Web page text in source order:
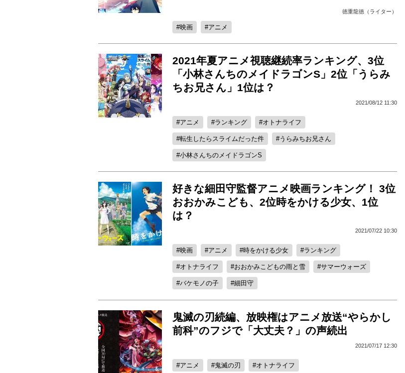
徳重龍徳（ライター）
映画 アニメ
2021年夏アニメ視聴継続率ランキング、3位
「小林さんちのメイドラゴンS」2位「うらみ
ちお兄さん」1位は？
2021/08/12 11:30
アニメ ランキング オトナライフ
転生したらスライムだった件 うらみちお兄さん
小林さんちのメイドラゴンS
好きな細田守監督アニメ映画ランキング！ 3位
おおかみこども、2位時をかける少女、1位
は？
2021/07/22 10:30
映画 アニメ 時をかける少女 ランキング
オトナライフ おおかみこどもの雨と雪 サマーウォーズ
バケモノの子 細田守
鬼滅の刃続編、放映権はアニメ放送“やらかし
前科”のフジで「大丈夫？」の声続出
2021/07/17 12:30
アニメ 鬼滅の刃 オトナライフ